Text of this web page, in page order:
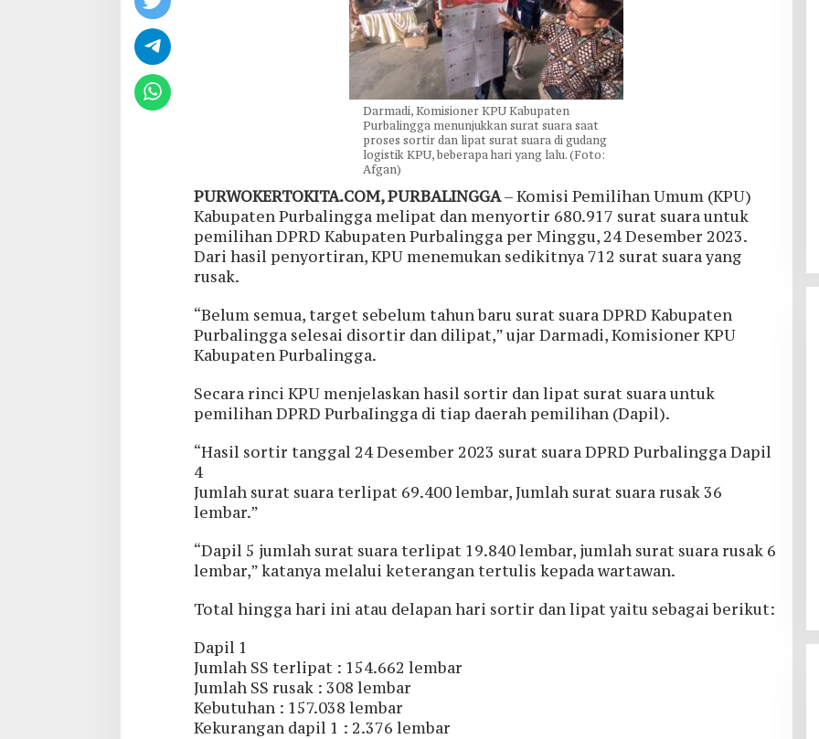
Darmadi, Komisioner KPU Kabupaten
Purbalingga menunjukkan surat suara saat
proses sortir dan lipat surat suara di gudang
logistik KPU, beberapa hari yang lalu. (Foto:
Afgan)
PURWOKERTOKITA.COM, PURBALINGGA– Komisi Pemilihan Umum (KPU)
Kabupaten Purbalingga melipat dan menyortir 680.917 surat suara untuk
pemilihan DPRD Kabupaten Purbalingga per Minggu, 24 Desember 2023.
Dari hasil penyortiran, KPU menemukan sedikitnya 712 surat suara yang
rusak.
“Belum semua, target sebelum tahun baru surat suara DPRD Kabupaten
Purbalingga selesai disortir dan dilipat,” ujar Darmadi, Komisioner KPU
Kabupaten Purbalingga.
Secara rinci KPU menjelaskan hasil sortir dan lipat surat suara untuk
pemilihan DPRD PurbaIingga di tiap daerah pemilihan (Dapil).
“Hasil sortir tanggal 24 Desember 2023 surat suara DPRD Purbalingga Dapil
4
Jumlah surat suara terlipat 69.400 lembar, Jumlah surat suara rusak 36
lembar.”
“Dapil 5 jumlah surat suara terlipat 19.840 lembar, jumlah surat suara rusak 6
lembar,” katanya melalui keterangan tertulis kepada wartawan.
Total hingga hari ini atau delapan hari sortir dan lipat yaitu sebagai berikut:
Dapil 1
Jumlah SS terlipat : 154.662 lembar
Jumlah SS rusak : 308 lembar
Kebutuhan : 157.038 lembar
Kekurangan dapil 1 : 2.376 lembar
Jalan Budaya Menjaga Tuk
Sikopyah di Desa Serang